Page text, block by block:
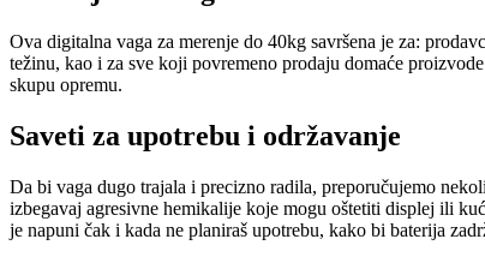
Ova digitalna vaga za merenje do 40kg savršena je za:
težinu, kao i za sve koji povremeno prodaju domaće
skupu opremu.
Saveti za upotrebu i održavanje
Da bi vaga dugo trajala i precizno radila, preporučujemo
izbegavaj agresivne hemikalije koje mogu oštetiti displej ili
je napuni čak i kada ne planiraš upotrebu, kako bi baterija